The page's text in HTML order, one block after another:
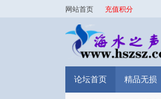
网站首页 充值积分
论坛首页 精品无损